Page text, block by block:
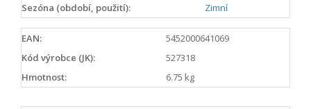
Sezóna (období, použití):
Zimní
EAN:
5452000641069
Kód výrobce (JK):
527318
Hmotnost:
6.75 kg